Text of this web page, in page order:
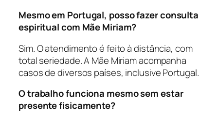
Mesmo em Portugal, posso fazer consulta
espiritual com Mãe Miriam?
Sim. O atendimento é feito à distância, com
total seriedade. A Mãe Miriam acompanha
casos de diversos países, inclusive Portugal.
O trabalho funciona mesmo sem estar
presente fisicamente?